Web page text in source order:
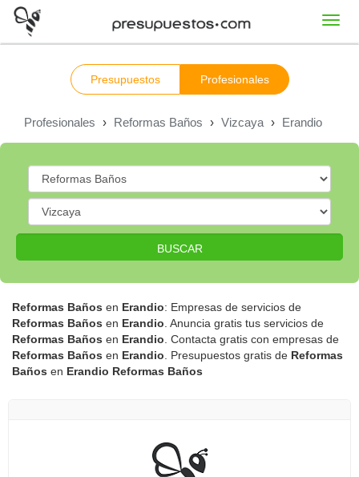
Presupuestos Profesionales
Profesionales › Reformas Baños › Vizcaya › Erandio
BUSCAR
Reformas Baños en Erandio: Empresas de servicios de
Reformas Baños en Erandio . Anuncia gratis tus servicios de
Reformas Baños en Erandio . Contacta gratis con empresas de
Reformas Baños en Erandio . Presupuestos gratis de Reformas
Baños en Erandio Reformas Baños